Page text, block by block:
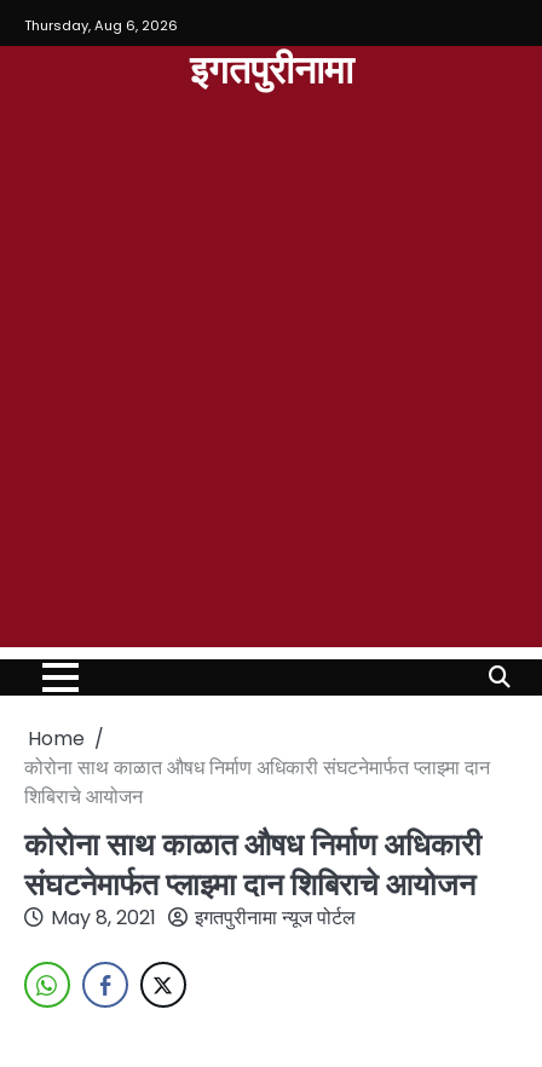
Thursday, Aug 6, 2026
इगतपुरीनामा
Home
कोरोना साथ काळात औषध निर्माण अधिकारी संघटनेमार्फत प्लाझ्मा दान
शिबिराचे आयोजन
कोरोना साथ काळात औषध निर्माण अधिकारी
संघटनेमार्फत प्लाझ्मा दान शिबिराचे आयोजन
May 8, 2021 इगतपुरीनामा न्यूज पोर्टल